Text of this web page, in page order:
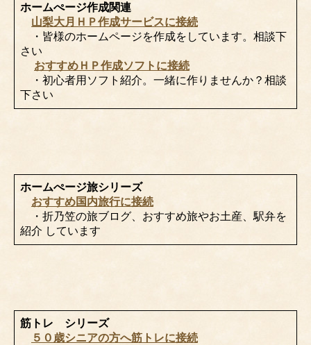
ホームぺージ作成関連
山梨大月ＨＰ作成サービスに接続
・皆様のホームページを作成をしています。相談下
さい
おすすめＨＰ作成ソフトに接続
・初心者用ソフト紹介。一緒に作りませんか？相談
下さい
ホームぺージ旅シリーズ
おすすめ国内旅行に接続
・折乃笠の旅ブログ、おすすめ旅やお土産、駅弁を
紹介 しています
筋トレ シリーズ
５０歳シニアの方へ筋トレに接続